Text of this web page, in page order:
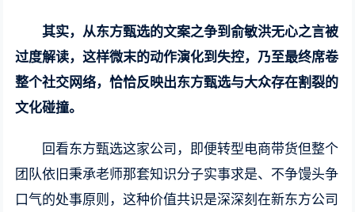
其实，从东方甄选的文案之争到俞敏洪无心之言被
过度解读，这样微末的动作演化到失控，乃至最终席卷
整个社交网络，恰恰反映出东方甄选与大众存在割裂的
文化碰撞。
回看东方甄选这家公司，即便转型电商带货但整个
团队依旧秉承老师那套知识分子实事求是、不争馒头争
口气的处事原则，这种价值共识是深深刻在新东方公司